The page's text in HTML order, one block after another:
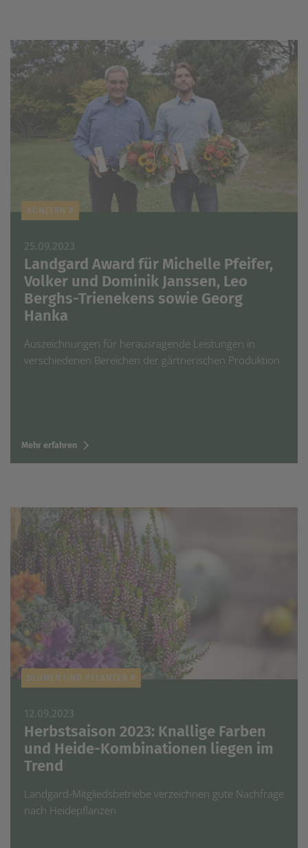
KONZERN #
25.09.2023
Landgard Award für Michelle Pfeifer,
Volker und Dominik Janssen, Leo
Berghs-Trienekens sowie Georg
Hanka
Auszeichnungen für herausragende Leistungen in
verschiedenen Bereichen der gärtnerischen Produktion
Mehr erfahren
BLUMEN UND PFLANZEN #
12.09.2023
Herbstsaison 2023: Knallige Farben
und Heide-Kombinationen liegen im
Trend
Landgard-Mitgliedsbetriebe verzeichnen gute Nachfrage
nach Heidepflanzen